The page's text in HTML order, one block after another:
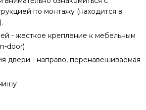
по монтажу (находится в
- жесткое крепление к мебельным
door)
двери - направо, перенавешиваемая